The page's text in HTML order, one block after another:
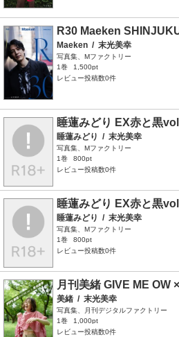
R30 Maeken
Maeken / 末光美幸
写真集、Mファクトリー
1巻
1,500pt
レビュー投稿数0件
睡蓮みどり EX赤と黒
睡蓮みどり / 末光美幸
写真集、Mファクトリー
1巻
800pt
レビュー投稿数0件
睡蓮みどり EX赤と黒
睡蓮みどり / 末光美幸
写真集、Mファクトリー
1巻
800pt
レビュー投稿数0件
月刊美緒 GIVE ME OW
美緒 / 末光美幸
写真集、月刊デジタルファクトリー
1巻
1,000pt
レビュー投稿数0件